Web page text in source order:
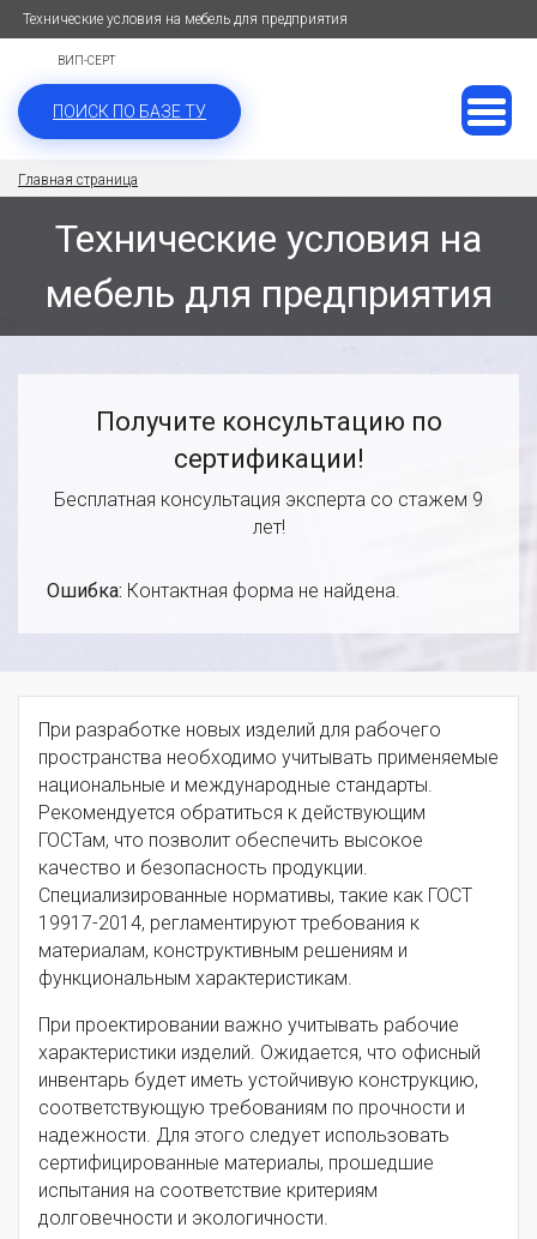
Технические условия на мебель для предприятия
ВИП-СЕРТ
ПОИСК ПО БАЗЕ ТУ
Главная страница
Технические условия на
мебель для предприятия
Получите консультацию по
сертификации!
Бесплатная консультация эксперта со стажем 9
лет!
Ошибка: Контактная форма не найдена.
При разработке новых изделий для рабочего
пространства необходимо учитывать применяемые
национальные и международные стандарты.
Рекомендуется обратиться к действующим
ГОСТам, что позволит обеспечить высокое
качество и безопасность продукции.
Специализированные нормативы, такие как ГОСТ
19917-2014, регламентируют требования к
материалам, конструктивным решениям и
функциональным характеристикам.
При проектировании важно учитывать рабочие
характеристики изделий. Ожидается, что офисный
инвентарь будет иметь устойчивую конструкцию,
соответствующую требованиям по прочности и
надежности. Для этого следует использовать
сертифицированные материалы, прошедшие
испытания на соответствие критериям
долговечности и экологичности.